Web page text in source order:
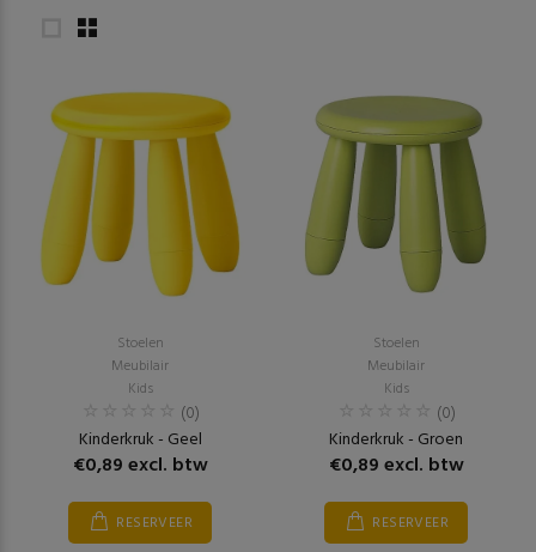
Stoelen
Meubilair
Kids
(0)
Kinderkruk - Geel
€0,89 excl. btw
RESERVEER
Stoelen
Meubilair
Kids
(0)
Kinderkruk - Groen
€0,89 excl. btw
RESERVEER